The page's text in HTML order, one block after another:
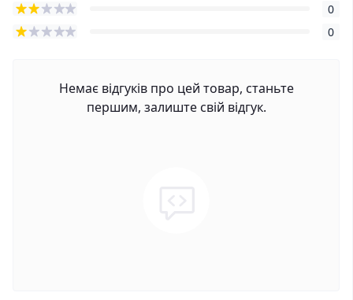
0
0
Немає відгуків про цей товар, станьте
першим, залиште свій відгук.